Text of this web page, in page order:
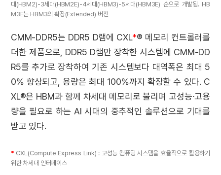
대(HBM2)-3세대(HBM2E)-4세대(HBM3)-5세대(HBM3E) 순으로 개발됨. HB
M3E는 HBM3의 확장(Extended) 버전
CMM-DDR5는 DDR5 D램에 CXL*® 메모리 컨트롤러를
더한 제품으로, DDR5 D램만 장착한 시스템에 CMM-DD
R5를 추가로 장착하여 기존 시스템보다 대역폭은 최대 5
0% 향상되고, 용량은 최대 100%까지 확장할 수 있다. C
XL®은 HBM과 함께 차세대 메모리로 불리며 고성능∙고용
량을 필요로 하는 AI 시대의 중추적인 솔루션으로 기대를
받고 있다.
* CXL(Compute Express Link) : 고성능 컴퓨팅 시스템을 효율적으로 활용하기
위한 차세대 인터페이스